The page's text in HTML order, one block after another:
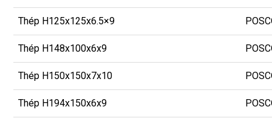
Thép H125x125x6.5×9
Thép H148x100x6x9
Thép H150x150x7x10
Thép H194x150x6x9